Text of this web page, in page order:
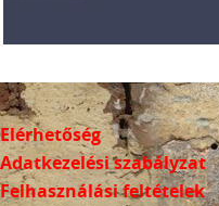
Elérhetőség
Adatkezelési szabályzat
Felhasználási feltételek